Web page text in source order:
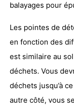
balayages pour
Les pointes de
en fonction des
est similaire au
déchets. Vous
déchets jusqu’à
autre côté, vous